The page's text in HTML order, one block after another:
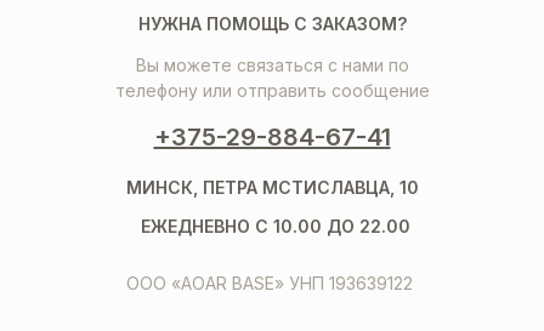
НУЖНА ПОМОЩЬ С ЗАКАЗОМ?
Вы можете связаться с нами по
телефону или отправить сообщение
+375-29-884-67-41
ООО «AOAR BASE» УНП 193639122
МИНСК, ПЕТРА МСТИСЛАВЦА, 10
ЕЖЕДНЕВНО С 10.00 ДО 22.00